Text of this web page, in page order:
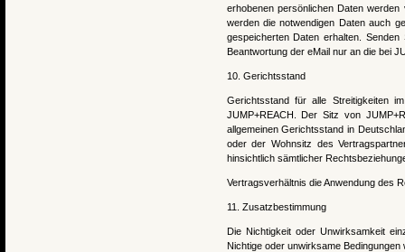
erhobenen persönlichen Daten
werden die notwendigen Daten auch
gespeicherten Daten erhalten.
Beantwortung der eMail nur an die bei
10. Gerichtsstand
Gerichtsstand für alle Streitigkeiten
JUMP+REACH. Der Sitz von
allgemeinen Gerichtsstand in
oder der Wohnsitz des
hinsichtlich sämtlicher
Vertragsverhältnis die Anwendung des
11. Zusatzbestimmung
Die Nichtigkeit oder Unwirksamkeit
Nichtige oder unwirksame